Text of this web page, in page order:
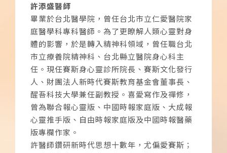
許添盛醫師
畢業於台北醫學院，曾任台北市立仁愛醫院家
庭醫學科專科醫師。為了更瞭解人類心靈對身
體的影響，於是轉入精神科領域，曾任職台北
市立療養院精神科、台北縣立醫院身心科主
任。現任賽斯身心靈診所院長、賽斯文化發行
人、財團法人新時代賽斯教育基金會董事長、
醒吾科技大學兼任副教授。喜愛寫作及禪修，
曾為聯合報心靈版、中國時報家庭版、大成報
心靈推手版、自由時報家庭版及中國時報醫藥
版專欄作家。
許醫師鑽研新時代思想十數年，尤偏愛賽斯；